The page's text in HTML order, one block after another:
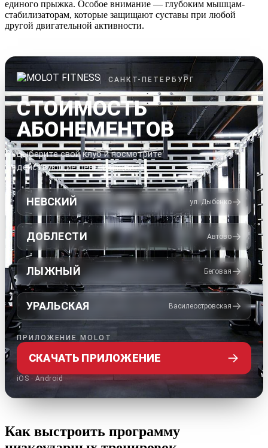
единого прыжка. Особое внимание — глубоким мышцам-
стабилизаторам, которые защищают суставы при любой
другой двигательной активности.
САНКТ-ПЕТЕРБУРГ
СТОИМОСТЬ
АБОНЕМЕНТОВ
Выберите свой клуб и посмотрите
действующие цены и акции
НЕВСКИЙ ул. Дыбенко→
ДОБЛЕСТИ Автово→
ЛЫЖНЫЙ Беговая →
УРАЛЬСКАЯ Василеостровская →
ПРИЛОЖЕНИЕ MOLOT
СКАЧАТЬ ПРИЛОЖЕНИЕ →
iOS · Android
Как выстроить программу